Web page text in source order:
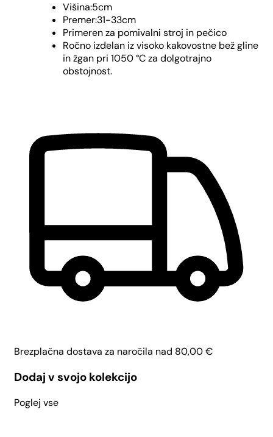
Višina:5cm
Premer:31-33cm
Primeren za pomivalni stroj in pečico
Ročno izdelan iz visoko kakovostne bež gline
in žgan pri 1050 °C za dolgotrajno
obstojnost.
Brezplačna dostava za naročila nad 80,00€
Dodaj v svojo kolekcijo
Poglej vse